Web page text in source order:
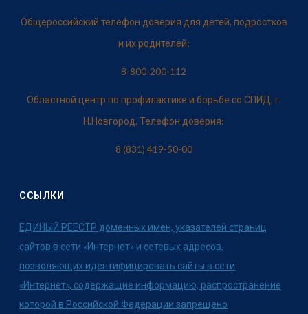
Общероссийский телефон доверия для детей, подростков
и их родителей:
8-800-200-112
Областной центр по профилактике и борьбе со СПИД, г.
Н.Новгород. Телефон доверия:
8 (831) 419-50-00
ССЫЛКИ
ЕДИНЫЙ РЕЕСТР доменных имен, указателей страниц
сайтов в сети «Интернет» и сетевых адресов,
позволяющих идентифицировать сайты в сети
«Интернет», содержащие информацию, распространение
которой в Российской Федерации запрещено